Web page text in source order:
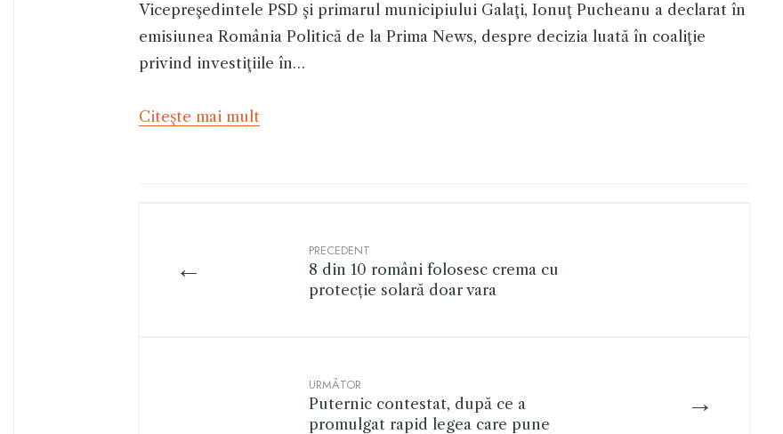
Vicepreşedintele PSD şi primarul municipiului Galaţi, Ionuţ Pucheanu a declarat în
emisiunea România Politică de la Prima News, despre decizia luată în coaliţie
privind investiţiile în…
Citeşte mai mult
←
PRECEDENT
8 din 10 români folosesc crema cu
protecție solară doar vara
→
URMĂTOR
Puternic contestat, după ce a
promulgat rapid legea care pune